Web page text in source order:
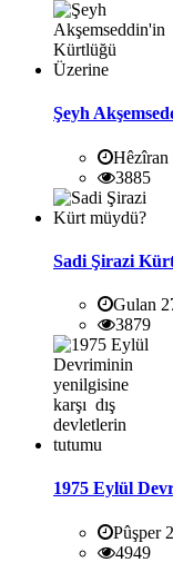
Şeyh
Hêzîran
3885
Sadi Şirazi
Gulan
3879
1975 Eylül
Pûşper
4949